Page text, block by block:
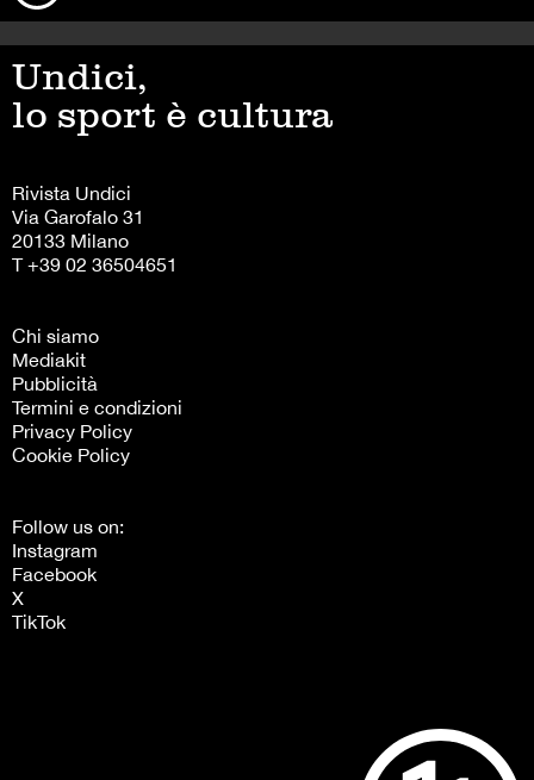
Undici,
lo sport è cultura
Rivista Undici
Via Garofalo 31
20133 Milano
T +39 02 36504651
Chi siamo
Mediakit
Pubblicità
Termini e condizioni
Privacy Policy
Cookie Policy
Follow us on:
Instagram
Facebook
X
TikTok